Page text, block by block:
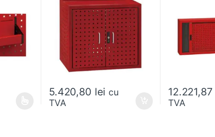
pagina produsului.
multe variații. Opțiunile pot fi alese în pagina produsului.
5.420,80 lei cu
TVA
12.221,87
TVA